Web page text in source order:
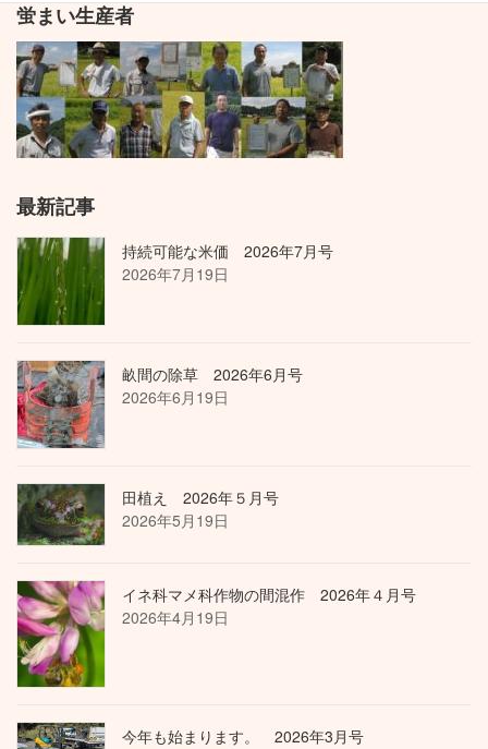
蛍まい生産者
最新記事
持続可能な米価 2026年7月号
2026年7月19日
畝間の除草 2026年6月号
2026年6月19日
田植え 2026年５月号
2026年5月19日
イネ科マメ科作物の間混作 2026年４月号
2026年4月19日
今年も始まります。 2026年3月号